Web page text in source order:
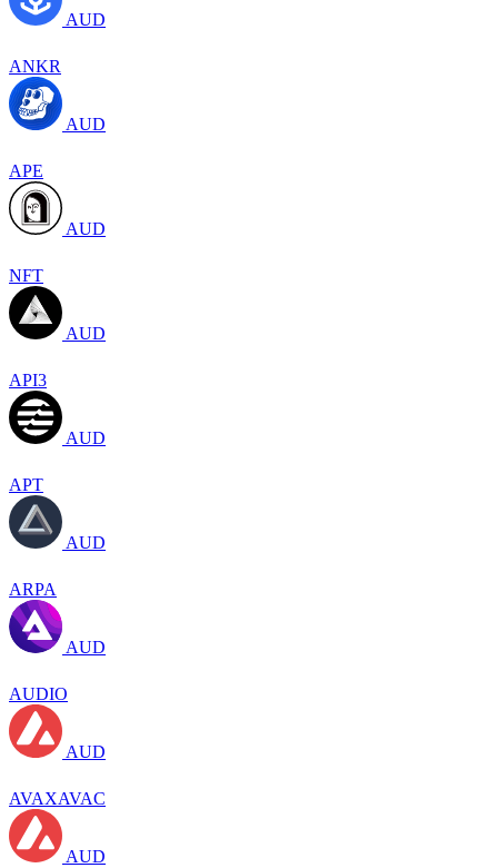
AUD
ANKR
AUD
APE
AUD
NFT
AUD
API3
AUD
APT
AUD
ARPA
AUD
AUDIO
AUD
AVAXAVAC
AUD